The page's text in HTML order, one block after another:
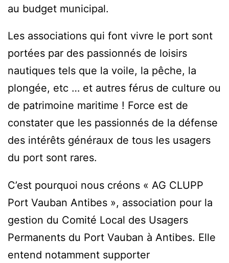
au budget municipal.
Les associations qui font vivre le port sont
portées par des passionnés de loisirs
nautiques tels que la voile, la pêche, la
plongée, etc … et autres férus de culture ou
de patrimoine maritime ! Force est de
constater que les passionnés de la défense
des intérêts généraux de tous les usagers
du port sont rares.
C’est pourquoi nous créons « AG CLUPP
Port Vauban Antibes », association pour la
gestion du Comité Local des Usagers
Permanents du Port Vauban à Antibes. Elle
entend notamment supporter